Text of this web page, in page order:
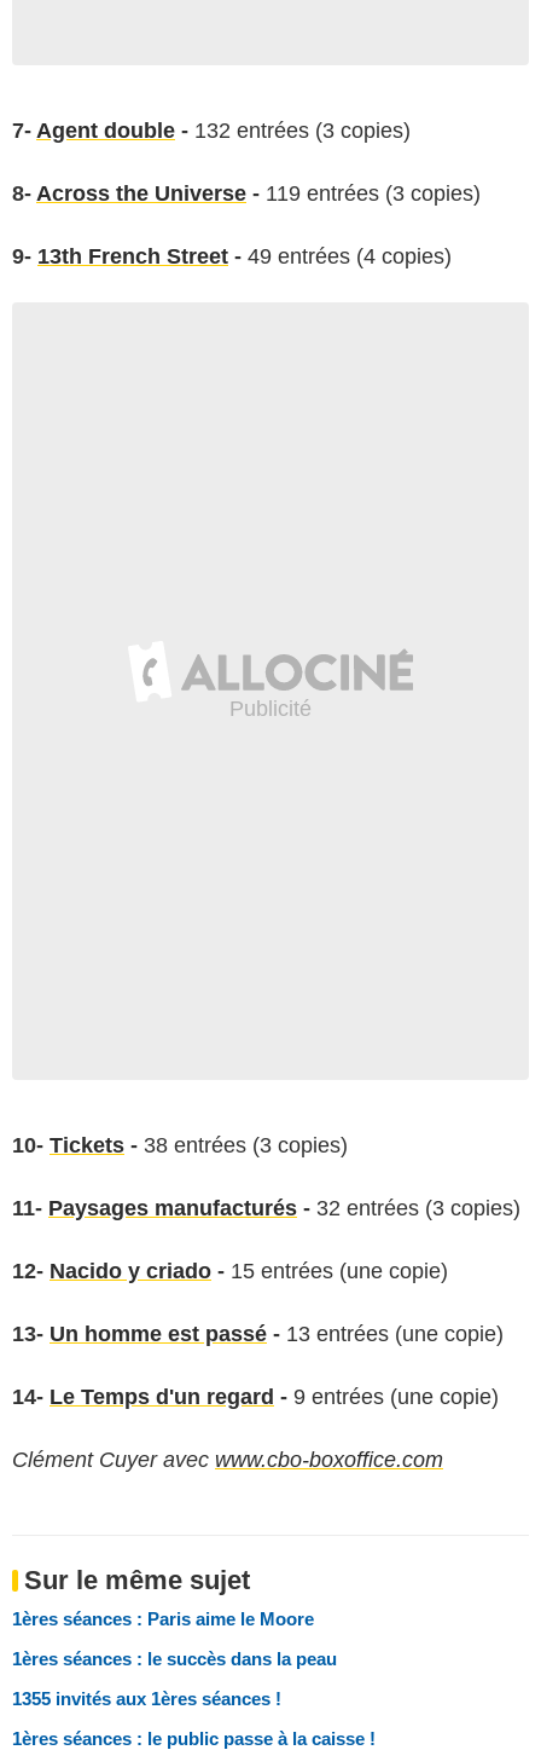
7- Agent double - 132 entrées (3 copies)
8- Across the Universe - 119 entrées (3 copies)
9- 13th French Street - 49 entrées (4 copies)
10- Tickets - 38 entrées (3 copies)
11- Paysages manufacturés - 32 entrées (3 copies)
12- Nacido y criado - 15 entrées (une copie)
13- Un homme est passé - 13 entrées (une copie)
14- Le Temps d'un regard - 9 entrées (une copie)
Clément Cuyer avec www.cbo-boxoffice.com
Sur le même sujet
1ères séances : Paris aime le Moore
1ères séances : le succès dans la peau
1355 invités aux 1ères séances !
1ères séances : le public passe à la caisse !